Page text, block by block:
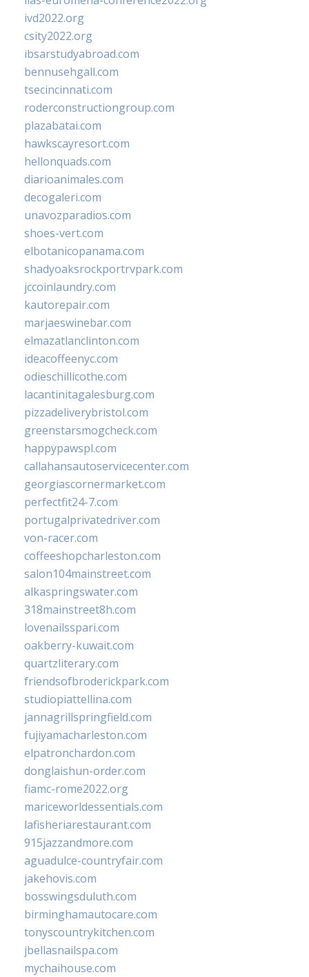
ivd2022.org
csity2022.org
ibsarstudyabroad.com
bennusehgall.com
tsecincinnati.com
roderconstructiongroup.com
plazabatai.com
hawkscayresort.com
hellonquads.com
diarioanimales.com
decogaleri.com
unavozparadios.com
shoes-vert.com
elbotanicopanama.com
shadyoaksrockportrvpark.com
jccoinlaundry.com
kautorepair.com
marjaeswinebar.com
elmazatlanclinton.com
ideacoffeenyc.com
odieschillicothe.com
lacantinitagalesburg.com
pizzadeliverybristol.com
greenstarsmogcheck.com
happypawspl.com
callahansautoservicecenter.com
georgiascornermarket.com
perfectfit24-7.com
portugalprivatedriver.com
von-racer.com
coffeeshopcharleston.com
salon104mainstreet.com
alkaspringswater.com
318mainstreet8h.com
lovenailsspari.com
oakberry-kuwait.com
quartzliterary.com
friendsofbroderickpark.com
studiopiattellina.com
jannagrillspringfield.com
fujiyamacharleston.com
elpatronchardon.com
donglaishun-order.com
fiamc-rome2022.org
mariceworldessentials.com
lafisheriarestaurant.com
915jazzandmore.com
aguadulce-countryfair.com
jakehovis.com
bosswingsduluth.com
birminghamautocare.com
tonyscountrykitchen.com
jbellasnailspa.com
mychaihouse.com